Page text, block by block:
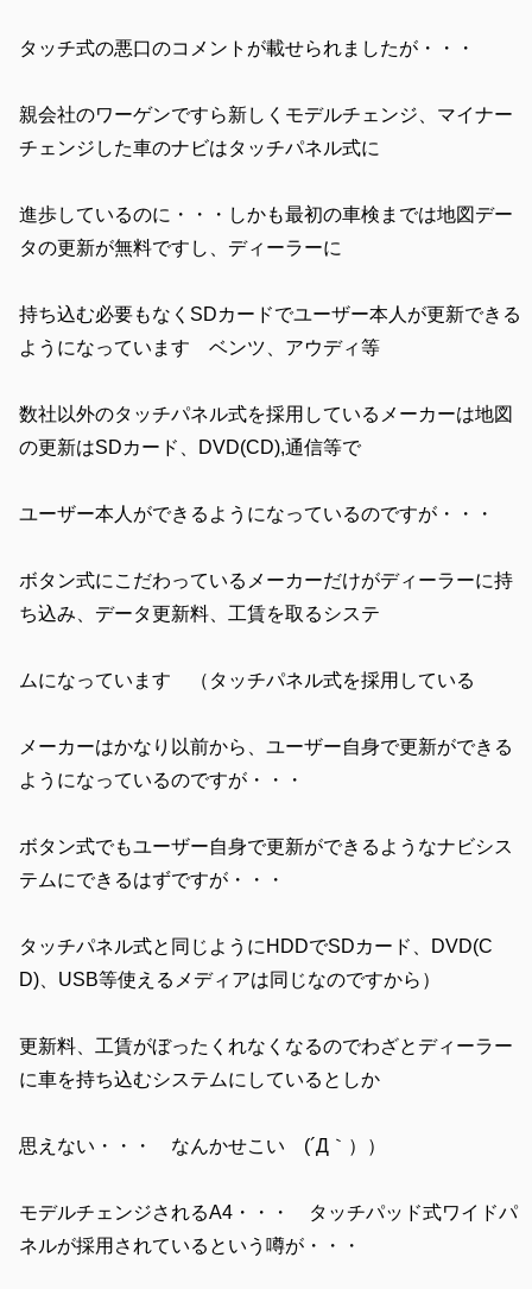
タッチ式の悪口のコメントが載せられましたが・・・
親会社のワーゲンですら新しくモデルチェンジ、マイナー
チェンジした車のナビはタッチパネル式に
進歩しているのに・・・しかも最初の車検までは地図デー
タの更新が無料ですし、ディーラーに
持ち込む必要もなくSDカードでユーザー本人が更新できる
ようになっています ベンツ、アウディ等
数社以外のタッチパネル式を採用しているメーカーは地図
の更新はSDカード、DVD(CD),通信等で
ユーザー本人ができるようになっているのですが・・・
ボタン式にこだわっているメーカーだけがディーラーに持
ち込み、データ更新料、工賃を取るシステ
ムになっています （タッチパネル式を採用している
メーカーはかなり以前から、ユーザー自身で更新ができる
ようになっているのですが・・・
ボタン式でもユーザー自身で更新ができるようなナビシス
テムにできるはずですが・・・
タッチパネル式と同じようにHDDでSDカード、DVD(C
D)、USB等使えるメディアは同じなのですから）
更新料、工賃がぼったくれなくなるのでわざとディーラー
に車を持ち込むシステムにしているとしか
思えない・・・ なんかせこい (´Д｀））
モデルチェンジされるA4・・・ タッチパッド式ワイドパ
ネルが採用されているという噂が・・・